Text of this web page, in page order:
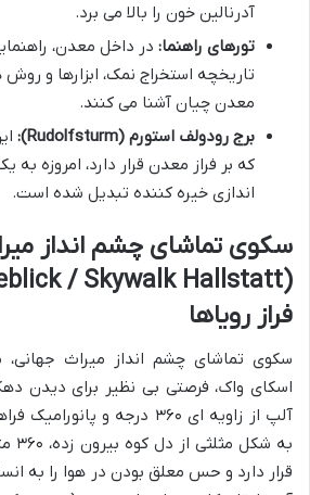
آدرنالین خون را بالا می برد.
تورهای راهنما: در داخل معدن،
تاریخچه استخراج نمک، ابزارها و
معدن چیان آشنا می کنند.
برج رودولف استورم (Rudolfsturm):
که بر فراز معدن قرار دارد، امروزه به
اندازی خیره کننده تبدیل شده است.
سکوی تماشای چشم انداز
فراز رویاها
سکوی تماشای چشم انداز میراث
اسکای واک، فرصتی بی نظیر برای دیدن
آلپ از زاویه ای ۳۶۰ درجه و
به
قرار دارد و حس معلق بودن در هوا را به